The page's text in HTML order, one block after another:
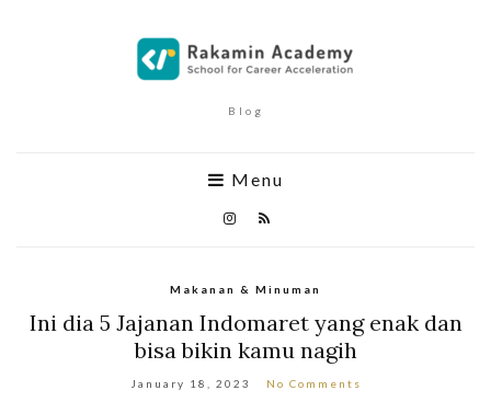
Blog
Menu
Makanan & Minuman
Ini dia 5 Jajanan Indomaret yang enak dan
bisa bikin kamu nagih
January 18, 2023 No Comments